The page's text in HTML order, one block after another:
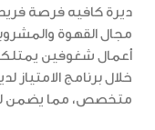
ديرة كافيه فرصة
مجال القهوة
أعمال شغوفين
خلال برنامج
متخصص، مما يضمن لك